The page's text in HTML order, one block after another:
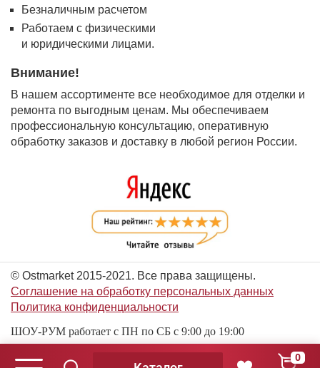
Безналичным расчетом
Работаем с физическими
и юридическими лицами.
Внимание!
В нашем ассортименте все необходимое для отделки и
ремонта по выгодным ценам. Мы обеспечиваем
профессиональную консультацию, оперативную
обработку заказов и доставку в любой регион России.
© Ostmarket 2015-2021. Все права защищены.
Соглашение на обработку персональных данных
Политика конфиденциальности
ШОУ-РУМ работает с ПН по СБ с 9:00 до 19:00
0